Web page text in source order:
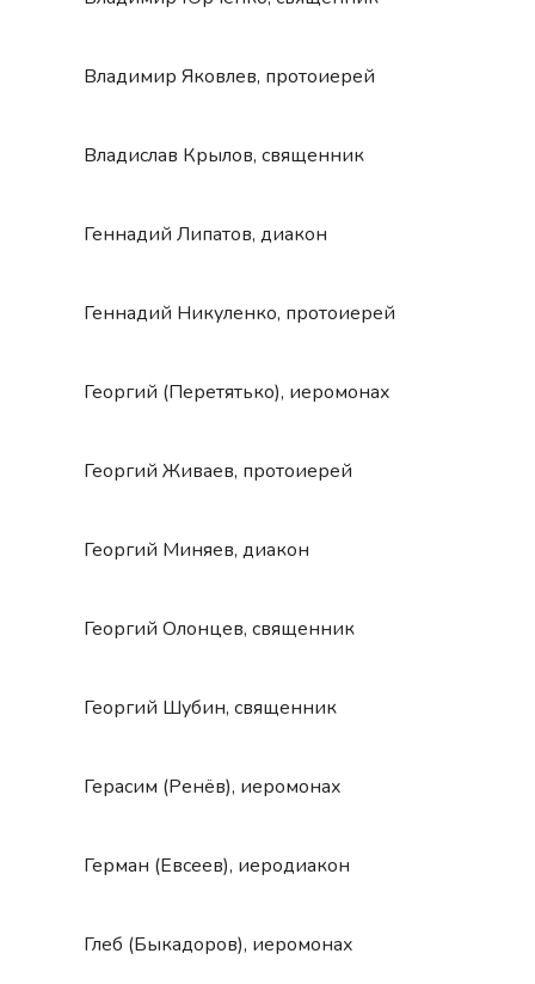
Владимир Яковлев, протоиерей
Владислав Крылов, священник
Геннадий Липатов, диакон
Геннадий Никуленко, протоиерей
Георгий (Перетятько), иеромонах
Георгий Живаев, протоиерей
Георгий Миняев, диакон
Георгий Олонцев, священник
Георгий Шубин, священник
Герасим (Ренёв), иеромонах
Герман (Евсеев), иеродиакон
Глеб (Быкадоров), иеромонах